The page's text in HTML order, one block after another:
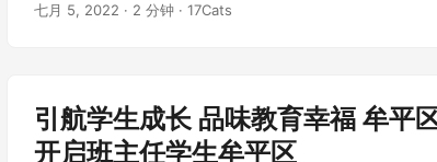
七月 5, 2022 · 2 分钟 · 17Cats
引航学生成长 品味教育幸福 牟平
开启班主任学生牟平区